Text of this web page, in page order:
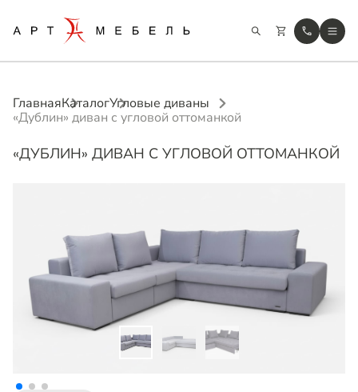
ГлавнаяКаталогУгловые диваны
«Дублин» диван с угловой оттоманкой
«ДУБЛИН» ДИВАН С УГЛОВОЙ ОТТОМАНКОЙ